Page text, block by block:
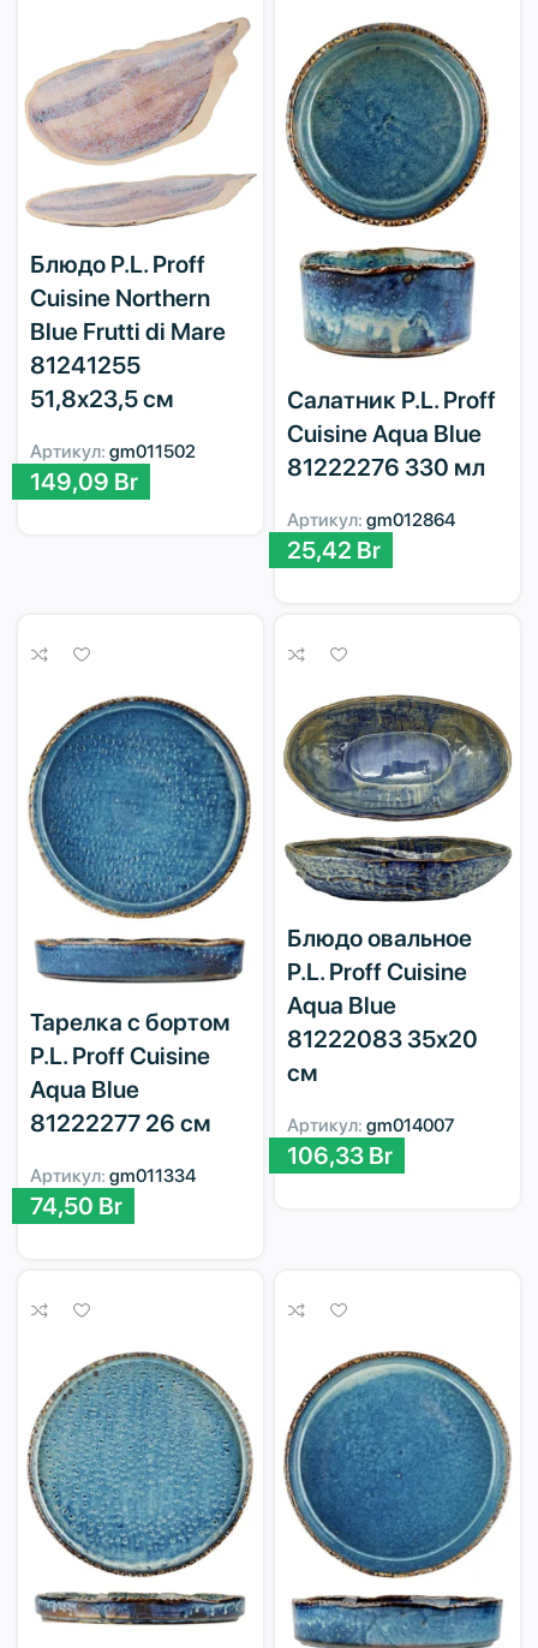
Блюдо P.L. Proff
Cuisine Northern
Blue Frutti di Mare
81241255
51,8х23,5 см
Артикул: gm011502
149,09 Br
Салатник P.L. Proff
Cuisine Aqua Blue
81222276 330 мл
Артикул: gm012864
25,42 Br
Тарелка с бортом
P.L. Proff Cuisine
Aqua Blue
81222277 26 см
Артикул: gm011334
74,50 Br
Блюдо овальное
P.L. Proff Cuisine
Aqua Blue
81222083 35х20
см
Артикул: gm014007
106,33 Br